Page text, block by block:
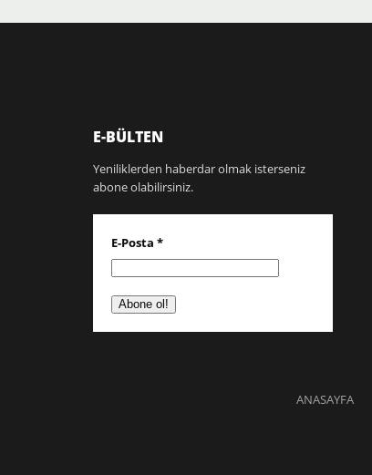
E-BÜLTEN
Yeniliklerden haberdar olmak isterseniz
abone olabilirsiniz.
E-Posta *
ANASAYFA